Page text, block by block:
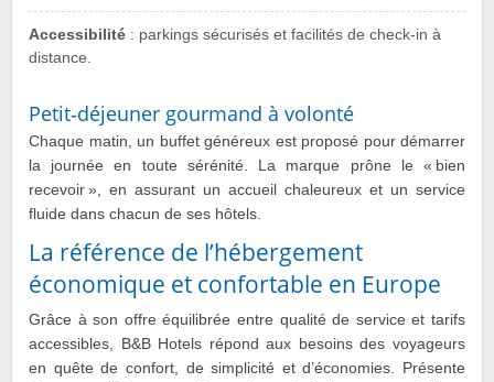
Accessibilité : parkings sécurisés et facilités de check‑in à
distance.
Petit‑déjeuner gourmand à volonté
Chaque matin, un buffet généreux est proposé pour démarrer
la journée en toute sérénité. La marque prône le « bien
recevoir », en assurant un accueil chaleureux et un service
fluide dans chacun de ses hôtels.
La référence de l’hébergement
économique et confortable en Europe
Grâce à son offre équilibrée entre qualité de service et tarifs
accessibles, B&B Hotels répond aux besoins des voyageurs
en quête de confort, de simplicité et d’économies. Présente